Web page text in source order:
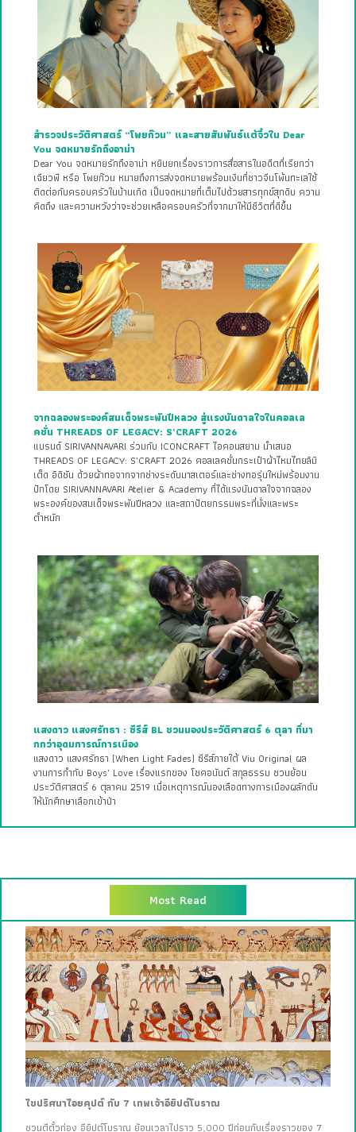
สำรวจประวัติศาสตร์ “โพยก๊วน” และสายสัมพันธ์แต้จิ๋วใน Dear
You จดหมายรักถึงอาม่า
Dear You จดหมายรักถึงอาม่า หยิบยกเรื่องราวการสื่อสารในอดีตที่เรียกว่า
เฉียวพี หรือ โพยก๊วน หมายถึงการส่งจดหมายพร้อมเงินที่ชาวจีนโพ้นทะเลใช้
ติดต่อกับครอบครัวในบ้านเกิด เป็นจดหมายที่เต็มไปด้วยสารทุกข์สุกดิบ ความ
คิดถึง และความหวังว่าจะช่วยเหลือครอบครัวที่จากมาให้มีชีวิตที่ดีขึ้น
จากฉลองพระองค์สมเด็จพระพันปีหลวง สู่แรงบันดาลใจในคอลเล
คชั่น THREADS OF LEGACY: S’CRAFT 2026
แบรนด์ SIRIVANNAVARI ร่วมกับ ICONCRAFT ไอคอนสยาม นำเสนอ
THREADS OF LEGACY: S’CRAFT 2026 คอลเลคชั่นกระเป๋าผ้าไหมไทยลิมิ
เต็ด อิดิชัน ด้วยผ้าทอจากจากช่างระดับมาสเตอร์และช่างทอรุ่นใหม่พร้อมงาน
ปักโดย SIRIVANNAVARI Atelier & Academy ที่ได้แรงบันดาลใจจากฉลอง
พระองค์ของสมเด็จพระพันปีหลวง และสถาปัตยกรรมพระที่นั่งและพระ
ตำหนัก
แสงดาว แสงศรัทธา : ซีรีส์ BL ชวนมองประวัติศาสตร์ 6 ตุลา ที่มา
กกว่าอุดมการณ์การเมือง
แสงดาว แสงศรัทธา (When Light Fades) ซีรีส์ภายใต้ Viu Original ผล
งานการกำกับ Boys’ Love เรื่องแรกของ โชคอนันต์ สกุลธรรม ชวนย้อน
ประวัติศาสตร์ 6 ตุลาคม 2519 เมื่อเหตุการณ์นองเลือดทางการเมืองผลักดัน
ให้นักศึกษาเลือกเข้าป่า
Most Read
ไขปริศนาไอยคุปต์ กับ 7 เทพเจ้าอียิปต์โบราณ
ชวนตีตั๋วท่อง อียิปต์โบราณ ย้อนเวลาไปราว 5,000 ปีก่อนกับเรื่องราวของ 7